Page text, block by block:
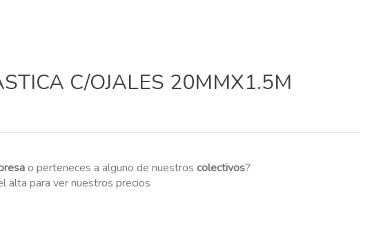
C/OJALES 20MMX1.5M
o perteneces a alguno de nuestroscolectivos?
alta para ver nuestros precios